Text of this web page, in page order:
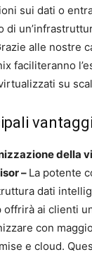
sui dati o
di
alle nostre
faciliteranno
su
vantaggi
della
– La potente
dati
offrirà ai clienti
con
e cloud.